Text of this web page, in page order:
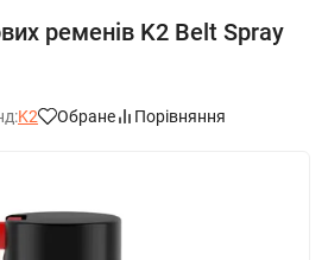
ременів K2 Belt Spray
K2 Обране Порівняння